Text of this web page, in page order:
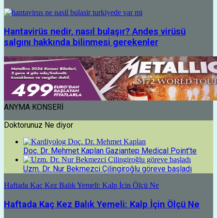
Hantavirüs nedir, nasıl bulaşır? Andes virüsü
salgını hakkında bilinmesi gerekenler
ANYMA KONSERİ
Doktorunuz Ne diyor
Doç. Dr. Mehmet Kaplan Gaziantep Medical Point’te
Uzm. Dr. Nur Bekmezci Çilingiroğlu göreve başladı
Haftada Kaç Kez Balık Yemeli: Kalp İçin Ölçü Ne
Haftada Kaç Kez Balık Yemeli: Kalp İçin Ölçü Ne